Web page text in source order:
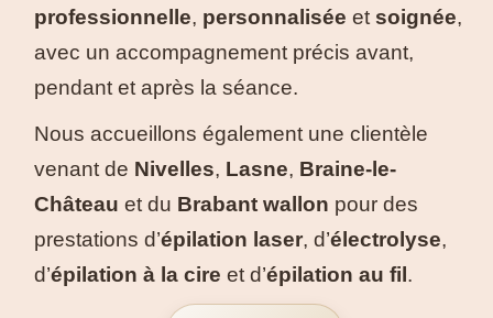
professionnelle, personnalisée et soignée,
avec un accompagnement précis avant,
pendant et après la séance.
Nous accueillons également une clientèle
venant de Nivelles, Lasne, Braine-le-
Château et du Brabant wallon pour des
prestations d’épilation laser, d’électrolyse,
d’épilation à la cire et d’épilation au fil .